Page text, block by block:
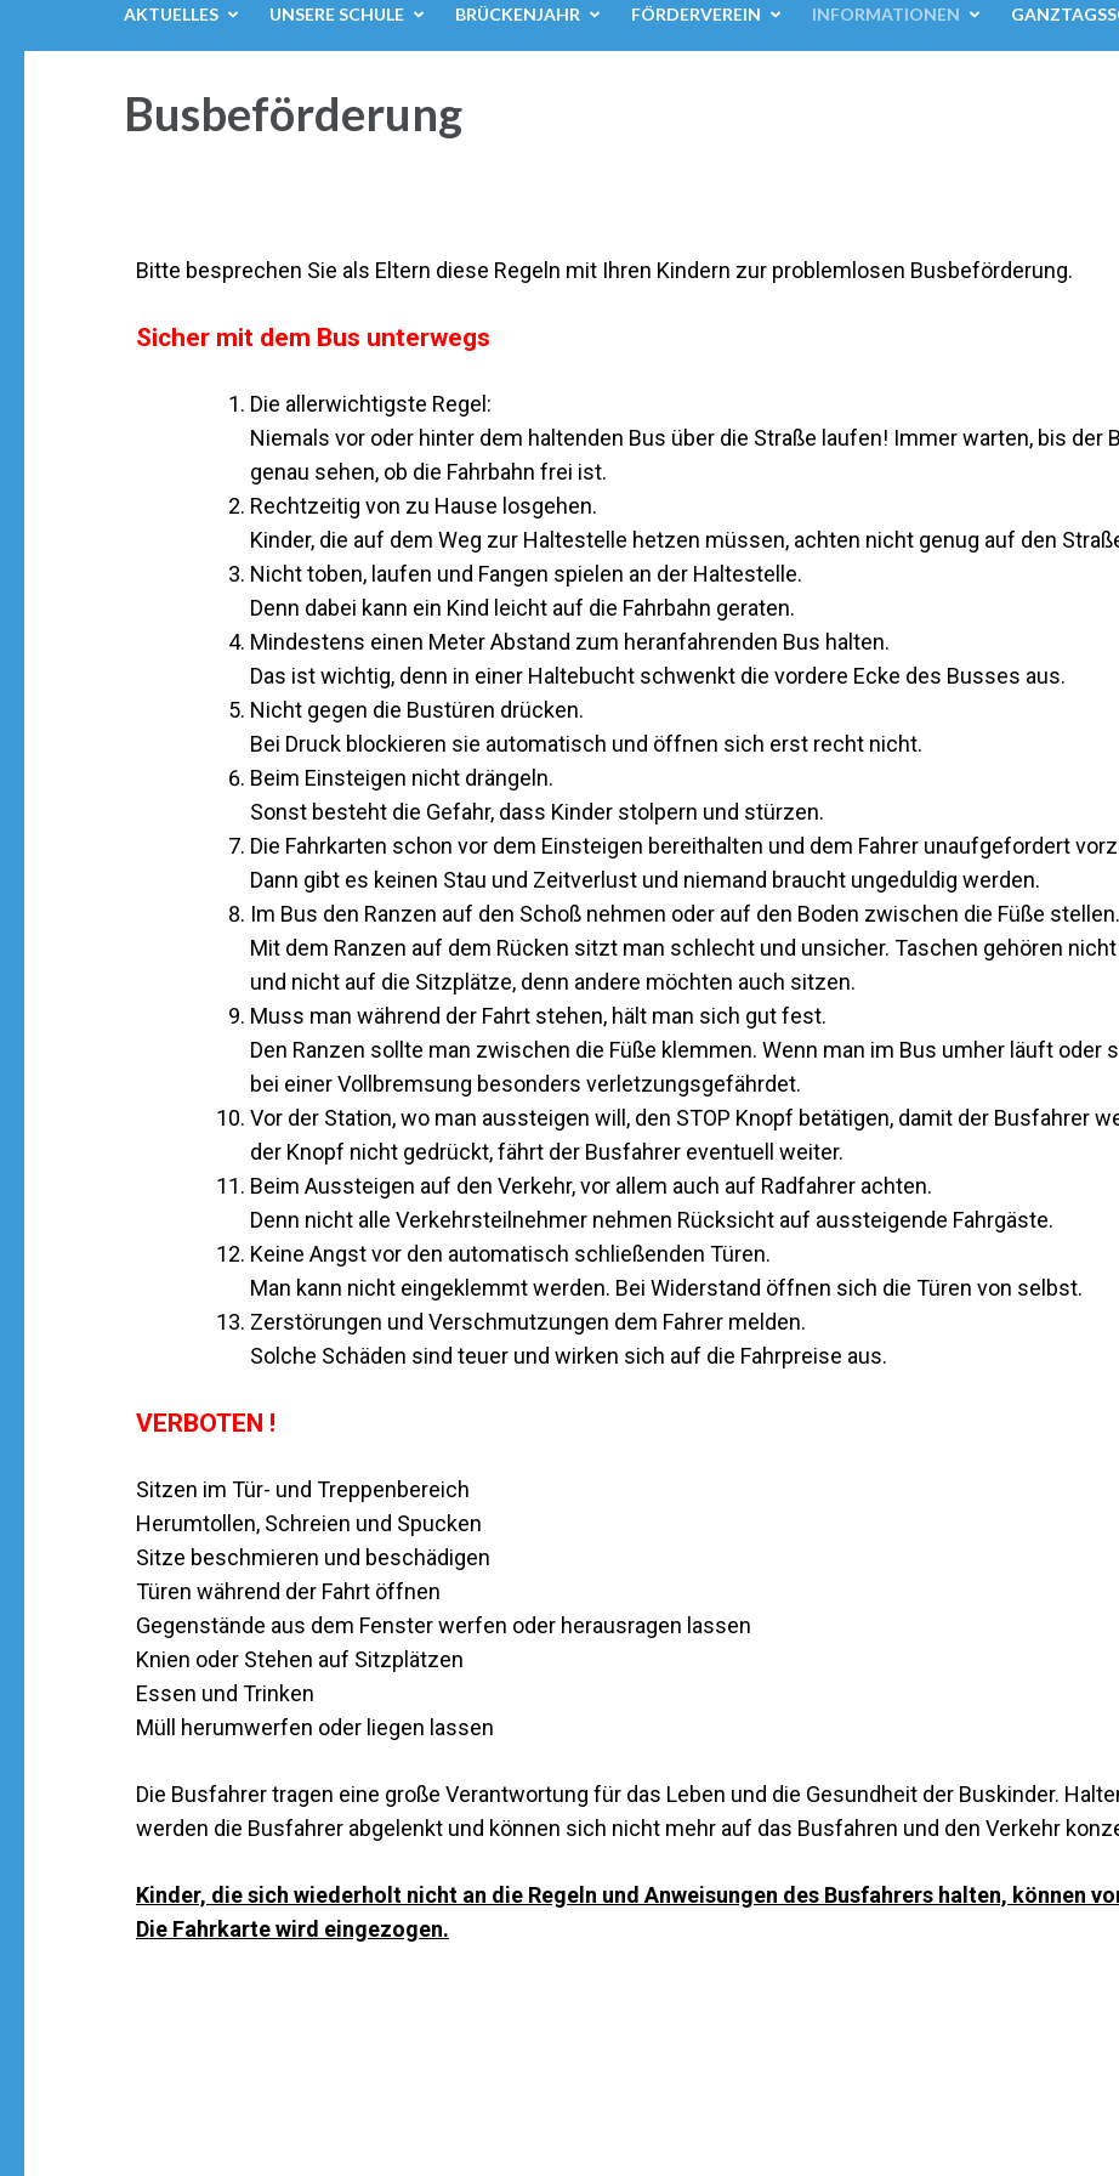
AKTUELLES UNSERE SCHULE BRÜCKENJAHR FÖRDERVEREIN INFORMATIONEN
Busbeförderung
Bitte besprechen Sie als Eltern diese Regeln mit Ihren Kindern zur problemlosen Busbeförderung.
Sicher mit dem Bus unterwegs
Die allerwichtigste Regel:
Niemals vor oder hinter dem haltenden Bus über die Straße laufen! Immer warten, bis der
genau sehen, ob die Fahrbahn frei ist.
Rechtzeitig von zu Hause losgehen.
Kinder, die auf dem Weg zur Haltestelle hetzen müssen, achten nicht genug auf den
Nicht toben, laufen und Fangen spielen an der Haltestelle.
Denn dabei kann ein Kind leicht auf die Fahrbahn geraten.
Mindestens einen Meter Abstand zum heranfahrenden Bus halten.
Das ist wichtig, denn in einer Haltebucht schwenkt die vordere Ecke des Busses aus.
Nicht gegen die Bustüren drücken.
Bei Druck blockieren sie automatisch und öffnen sich erst recht nicht.
Beim Einsteigen nicht drängeln.
Sonst besteht die Gefahr, dass Kinder stolpern und stürzen.
Die Fahrkarten schon vor dem Einsteigen bereithalten und dem Fahrer unaufgefordert
Dann gibt es keinen Stau und Zeitverlust und niemand braucht ungeduldig werden.
Im Bus den Ranzen auf den Schoß nehmen oder auf den Boden zwischen die Füße stellen.
Mit dem Ranzen auf dem Rücken sitzt man schlecht und unsicher. Taschen gehören
und nicht auf die Sitzplätze, denn andere möchten auch sitzen.
Muss man während der Fahrt stehen, hält man sich gut fest.
Den Ranzen sollte man zwischen die Füße klemmen. Wenn man im Bus umher läuft
bei einer Vollbremsung besonders verletzungsgefährdet.
Vor der Station, wo man aussteigen will, den STOP Knopf betätigen, damit der Busfahrer
der Knopf nicht gedrückt, fährt der Busfahrer eventuell weiter.
Beim Aussteigen auf den Verkehr, vor allem auch auf Radfahrer achten.
Denn nicht alle Verkehrsteilnehmer nehmen Rücksicht auf aussteigende Fahrgäste.
Keine Angst vor den automatisch schließenden Türen.
Man kann nicht eingeklemmt werden. Bei Widerstand öffnen sich die Türen von selbst.
Zerstörungen und Verschmutzungen dem Fahrer melden.
Solche Schäden sind teuer und wirken sich auf die Fahrpreise aus.
VERBOTEN !
Sitzen im Tür- und Treppenbereich
Herumtollen, Schreien und Spucken
Sitze beschmieren und beschädigen
Türen während der Fahrt öffnen
Gegenstände aus dem Fenster werfen oder herausragen lassen
Knien oder Stehen auf Sitzplätzen
Essen und Trinken
Müll herumwerfen oder liegen lassen
Die Busfahrer tragen eine große Verantwortung für das Leben und die Gesundheit der Buskinder.
werden die Busfahrer abgelenkt und können sich nicht mehr auf das Busfahren und den Verkehr
Kinder, die sich wiederholt nicht an die Regeln und Anweisungen des Busfahrers halten, können
Die Fahrkarte wird eingezogen.